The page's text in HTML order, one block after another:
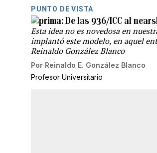
PUNTO DE VISTA
De las 936/ICC al
Esta idea no es novedosa en
implantó este modelo, en aquel
Reinaldo González Blanco
Por Reinaldo E. González Blanco
Profesor Universitario